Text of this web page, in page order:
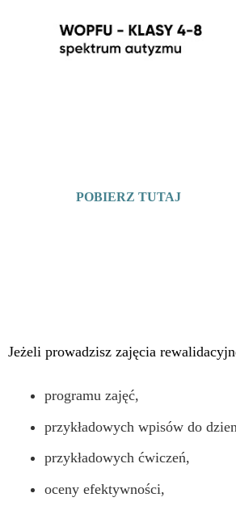
POBIERZ TUTAJ
Jeżeli prowadzisz zajęcia
programu zajęć,
przykładowych wpisów do
przykładowych ćwiczeń,
oceny efektywności,